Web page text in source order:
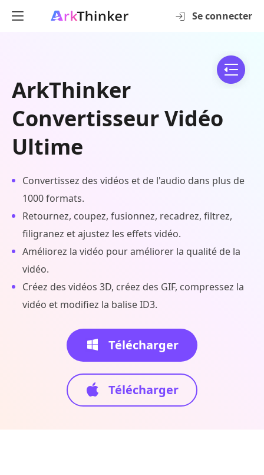
Se connecter
ArkThinker
Convertisseur Vidéo
Ultime
Convertissez des vidéos et de l'audio dans plus de
1000 formats.
Retournez, coupez, fusionnez, recadrez, filtrez,
filigranez et ajustez les effets vidéo.
Améliorez la vidéo pour améliorer la qualité de la
vidéo.
Créez des vidéos 3D, créez des GIF, compressez la
vidéo et modifiez la balise ID3.
Télécharger
Télécharger